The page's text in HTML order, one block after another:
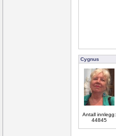
Cygnus
Antall innlegg:
44845